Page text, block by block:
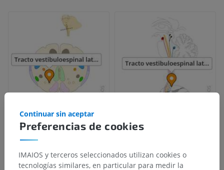
Jerarquía anatómica
Preferencias de cookies
Continuar sin aceptar
IMAIOS y terceros seleccionados utilizan cookies o
tecnologías similares, en particular para medir la